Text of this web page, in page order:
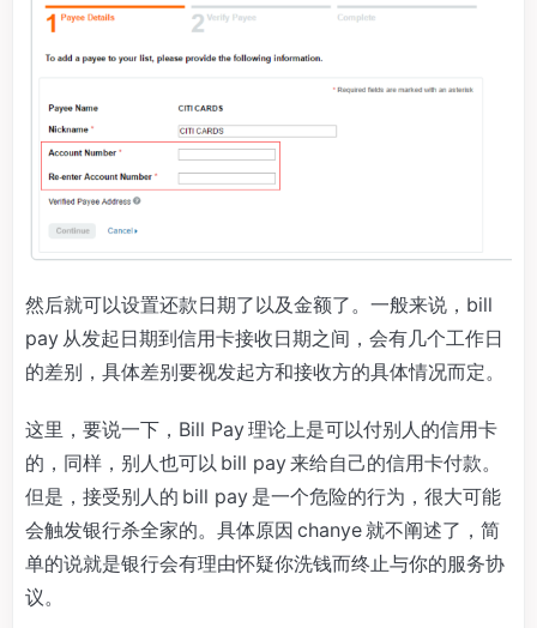
然后就可以设置还款日期了以及金额了。一般来说，bill
pay 从发起日期到信用卡接收日期之间，会有几个工作日
的差别，具体差别要视发起方和接收方的具体情况而定。
这里，要说一下，Bill Pay 理论上是可以付别人的信用卡
的，同样，别人也可以 bill pay 来给自己的信用卡付款。
但是，接受别人的 bill pay 是一个危险的行为，很大可能
会触发银行杀全家的。具体原因 chanye 就不阐述了，简
单的说就是银行会有理由怀疑你洗钱而终止与你的服务协
议。